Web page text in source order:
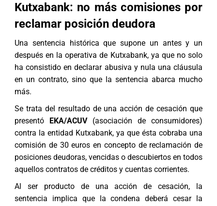
Kutxabank: no más comisiones por
reclamar posición deudora
Una sentencia histórica que supone un antes y un
después en la operativa de Kutxabank, ya que no solo
ha consistido en declarar abusiva y nula una cláusula
en un contrato, sino que la sentencia abarca mucho
más.
Se trata del resultado de una acción de cesación que
presentó EKA/ACUV(asociación de consumidores)
contra la entidad Kutxabank, ya que ésta cobraba una
comisión de 30 euros en concepto de reclamación de
posiciones deudoras, vencidas o descubiertos en todos
aquellos contratos de créditos y cuentas corrientes.
Al ser producto de una acción de cesación, la
sentencia implica que la condena deberá cesar la